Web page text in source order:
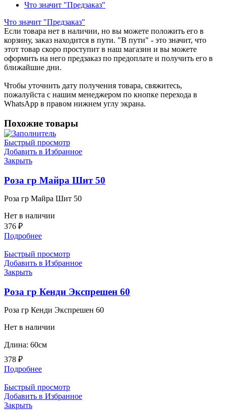
Что значит "Предзаказ"
Что значит "Предзаказ"
Если товара нет в наличии, но вы можете положить его в
корзину, заказ находится в пути. "В пути" - это значит, что
этот товар скоро проступит в наш магазин и вы можете
оформить на него предзаказ по предоплате и получить его в
ближайшие дни.
Чтобы уточнить дату получения товара, свяжитесь,
пожалуйста с нашим менеджером по кнопке перехода в
WhatsApp в правом нижнем углу экрана.
Похожие товары
Быстрый просмотр
Добавить в Избранное
Закрыть
Роза гр Майра Шит 50
Роза гр Майра Шит 50
Нет в наличии
376 ₽
Подробнее
Быстрый просмотр
Добавить в Избранное
Закрыть
Роза гр Кенди Экспрешен 60
Роза гр Кенди Экспрешен 60
Нет в наличии
Длина: 60см
378 ₽
Подробнее
Быстрый просмотр
Добавить в Избранное
Закрыть